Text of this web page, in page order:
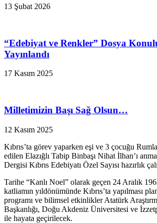
13 Şubat 2026
“Edebiyat ve Renkler” Dosya
Yayınlandı
17 Kasım 2025
Milletimizin Başı Sağ Olsun…
12 Kasım 2025
Kıbrıs’ta görev yaparken eşi ve 3 çocuğu
edilen Elazığlı Tabip Binbaşı Nihat İlhan’ı
Dergisi Kıbrıs Edebiyatı Özel Sayısı hazırlık
Tarihe “Kanlı Noel” olarak geçen 24 Aralık
katliamın yıldönümünde Kıbrıs’ta yapılması
programı ve bilimsel etkinlikler Atatürk
Başkanlığı, Doğu Akdeniz Üniversitesi ve
ile hayata geçirilecek.